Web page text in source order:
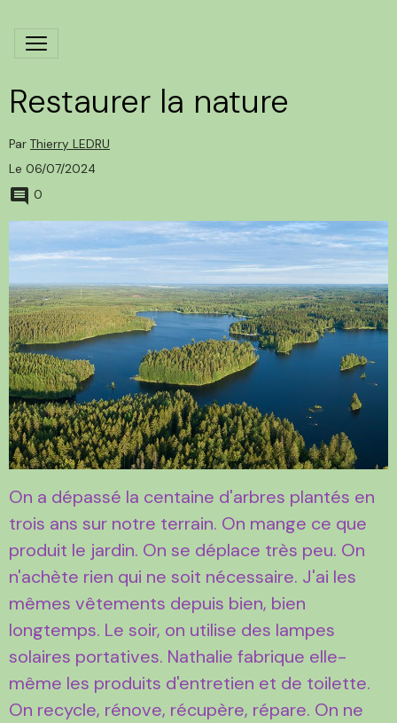
Restaurer la nature
Par Thierry LEDRU
Le 06/07/2024
0
On a dépassé la centaine d'arbres plantés en
trois ans sur notre terrain. On mange ce que
produit le jardin. On se déplace très peu. On
n'achète rien qui ne soit nécessaire. J'ai les
mêmes vêtements depuis bien, bien
longtemps. Le soir, on utilise des lampes
solaires portatives. Nathalie fabrique elle-
même les produits d'entretien et de toilette.
On recycle, rénove, récupère, répare. On ne